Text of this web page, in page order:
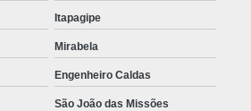
Itapagipe
Mirabela
Engenheiro Caldas
São João das Missões